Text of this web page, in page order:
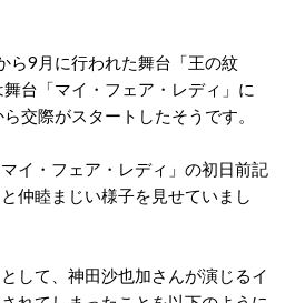
ら9月に行われた舞台「王の紋
台「マイ・フェア・レディ」に
交際がスタートしたそうです。
イ・フェア・レディ」の初日前記
仲睦まじい様子を見せていまし
して、神田沙也加さんが演じるイ